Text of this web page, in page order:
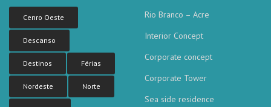
Cenro Oeste
Descanso
Destinos Férias
Nordeste Norte
Rio Branco – Acre
Interior Concept
Corporate concept
Corporate Tower
Sea side residence
Nossa equipe de atendimento ao